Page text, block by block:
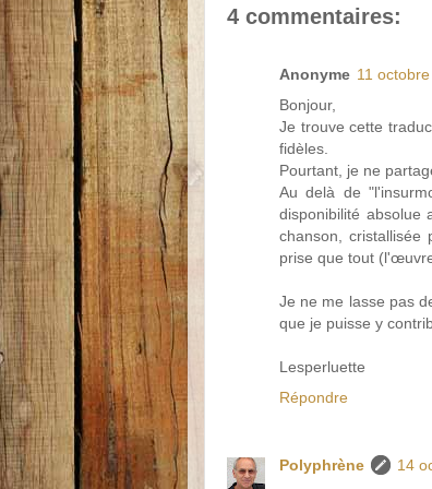
4 commentaires:
Anonyme 11
Bonjour,
Je trouve cette
fidèles.
Pourtant, je ne
Au delà de
disponibilité
chanson,
prise que tout
Je ne me lasse pas
que je puisse y
Lesperluette
Répondre
Polyphrène
14